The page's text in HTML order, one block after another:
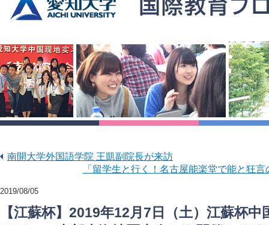
南開大学外国語学院 王凱副院長が来訪
「留学生と行く！名古屋能楽堂で能と狂
2019/08/05
【江蘇杯】2019年12月7日（土）江蘇杯